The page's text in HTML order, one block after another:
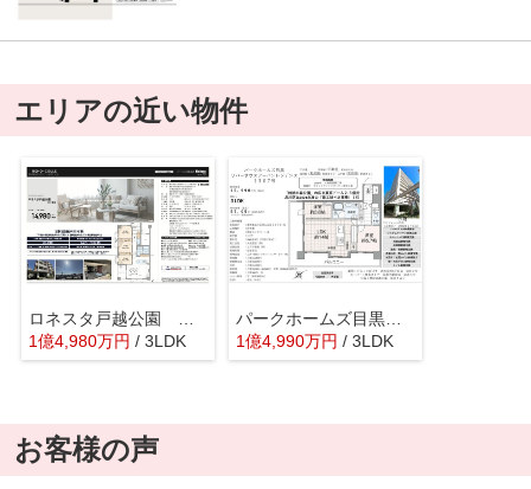
エリアの近い物件
1億4,980万円 / 3LDK
パークホームズ目黒リバーサウスアーバンレジデンス 仲介手数料無料＋80万円現金プレゼント中
1億4,990万円 / 3LDK
お客様の声